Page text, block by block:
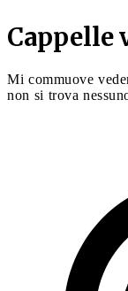
Cappelle
Mi commuove
non si trova